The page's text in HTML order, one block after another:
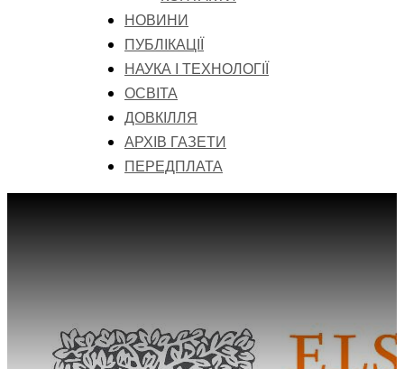
НОВИНИ
ПУБЛІКАЦІЇ
НАУКА І ТЕХНОЛОГІЇ
ОСВІТА
ДОВКІЛЛЯ
АРХІВ ГАЗЕТИ
ПЕРЕДПЛАТА